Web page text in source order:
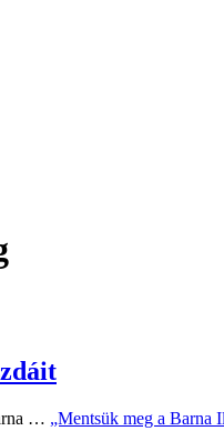
… „Mentsük meg a Barna